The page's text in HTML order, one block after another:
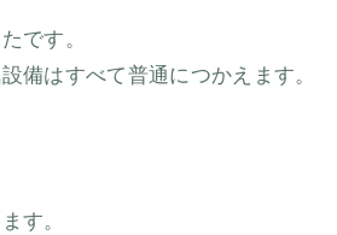
です。
備はすべて普通につかえます。
す。